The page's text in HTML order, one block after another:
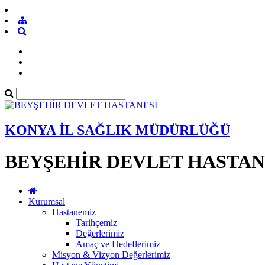
KONYA İL SAĞLIK MÜDÜRLÜĞÜ
BEYŞEHİR DEVLET
Kurumsal
Hastanemiz
Tarihçemiz
Değerlerimiz
Amaç ve Hedeflerimiz
Misyon & Vizyon Değerlerimiz